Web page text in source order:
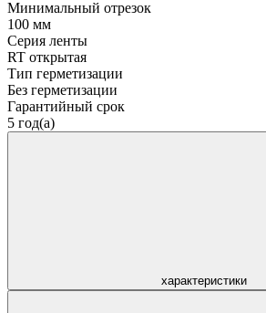
Минимальный отрезок
100 мм
Серия ленты
RT открытая
Тип герметизации
Без герметизации
Гарантийный срок
5 год(а)
характеристики